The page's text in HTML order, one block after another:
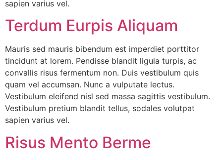
sapien varius vel.
Terdum Eurpis Aliquam
Mauris sed mauris bibendum est imperdiet porttitor
tincidunt at lorem. Pendisse blandit ligula turpis, ac
convallis risus fermentum non. Duis vestibulum quis
quam vel accumsan. Nunc a vulputate lectus.
Vestibulum eleifend nisl sed massa sagittis vestibulum.
Vestibulum pretium blandit tellus, sodales volutpat
sapien varius vel.
Risus Mento Berme